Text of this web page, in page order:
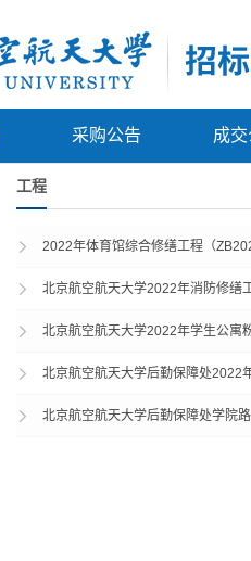
采购公告 成
工程
2022年体育馆综合修缮工程（
北京航空航天大学2022年消防修缮
北京航空航天大学2022年学生公寓
北京航空航天大学后勤保障处2022
北京航空航天大学后勤保障处学院